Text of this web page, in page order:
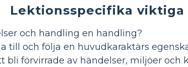
Lektionsspecifika viktiga
och handling en handling?
till och följa en huvudkaraktärs
bli förvirrade av händelser, miljöer och